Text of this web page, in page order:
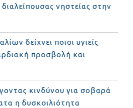
νηστείας στην
δείχνει ποιοι υγιείς
προσβολή και
κινδύνου για σοβαρά
η δυσκοιλιότητα